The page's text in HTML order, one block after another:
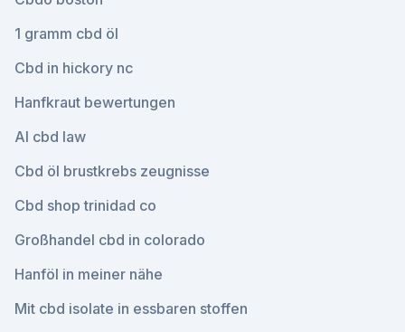
1 gramm cbd öl
Cbd in hickory nc
Hanfkraut bewertungen
Al cbd law
Cbd öl brustkrebs zeugnisse
Cbd shop trinidad co
Großhandel cbd in colorado
Hanföl in meiner nähe
Mit cbd isolate in essbaren stoffen